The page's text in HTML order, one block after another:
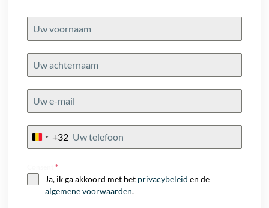
Belgium
+32
Consent*
Ja, ik ga akkoord met het privacybeleid en de
algemene voorwaarden.